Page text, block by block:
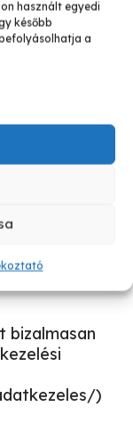
használt egyedi
később
a
Illetve, ha
címét, EU-s
majd a
bizalmasan
)